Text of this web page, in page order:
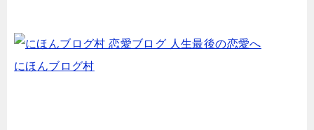
にほんブログ村